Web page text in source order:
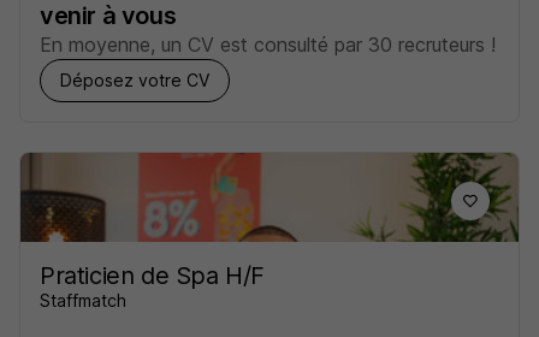
venir à vous
En moyenne, un CV est consulté par 30 recruteurs !
Déposez votre CV
Praticien de Spa H/F
Staffmatch